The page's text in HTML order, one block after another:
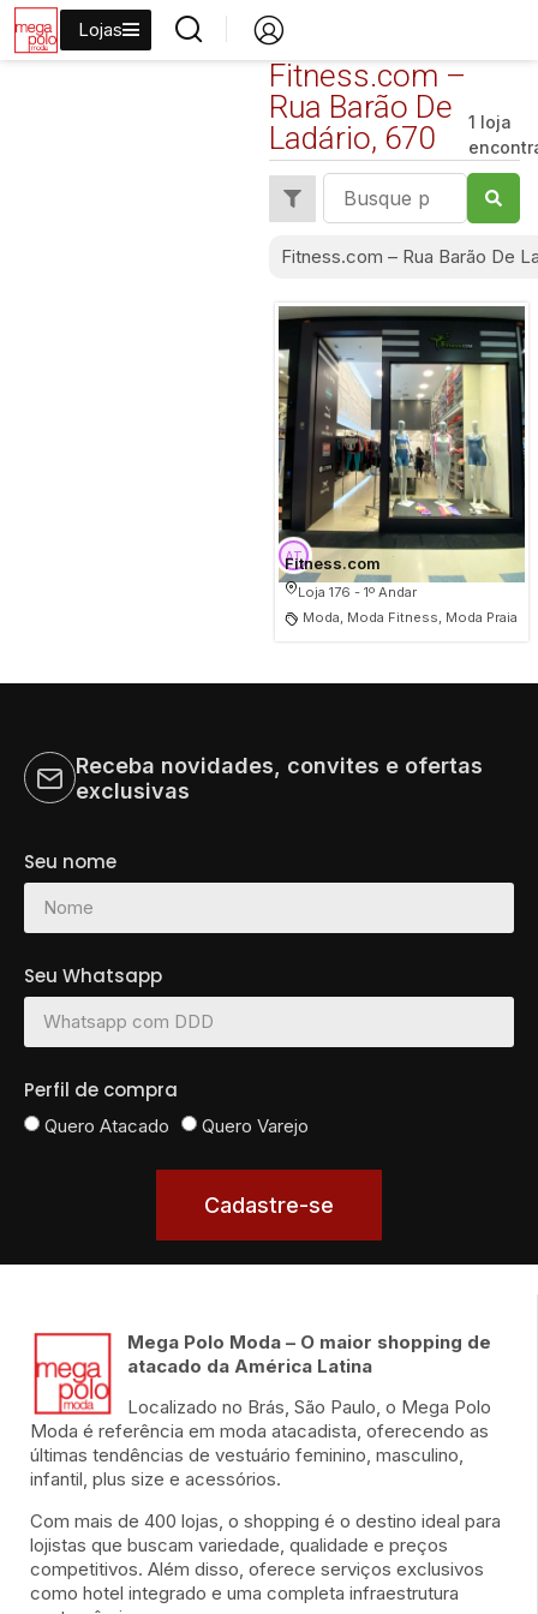
Lojas
Fitness.com –
Rua Barão De
Ladário, 670
1 loja
Fitness.com – Rua Barão De
Fitness.com
Loja 176 - 1º Andar
Moda, Moda Fitness, Moda Praia
Receba novidades, convites e ofertas
exclusivas
Seu nome
Seu Whatsapp
Perfil de compra
Quero Atacado Quero Varejo
Cadastre-se
Mega Polo Moda – O maior shopping de
atacado da América Latina
Localizado no Brás, São Paulo, o Mega Polo
Moda é referência em moda atacadista, oferecendo as
últimas tendências de vestuário feminino, masculino,
infantil, plus size e acessórios.
Com mais de 400 lojas, o shopping é o destino ideal para
lojistas que buscam variedade, qualidade e preços
competitivos. Além disso, oferece serviços exclusivos
como hotel integrado e uma completa infraestrutura